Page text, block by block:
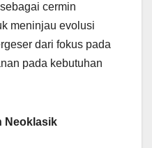
cermin
meninjau evolusi
dari fokus pada
pada kebutuhan
Neoklasik